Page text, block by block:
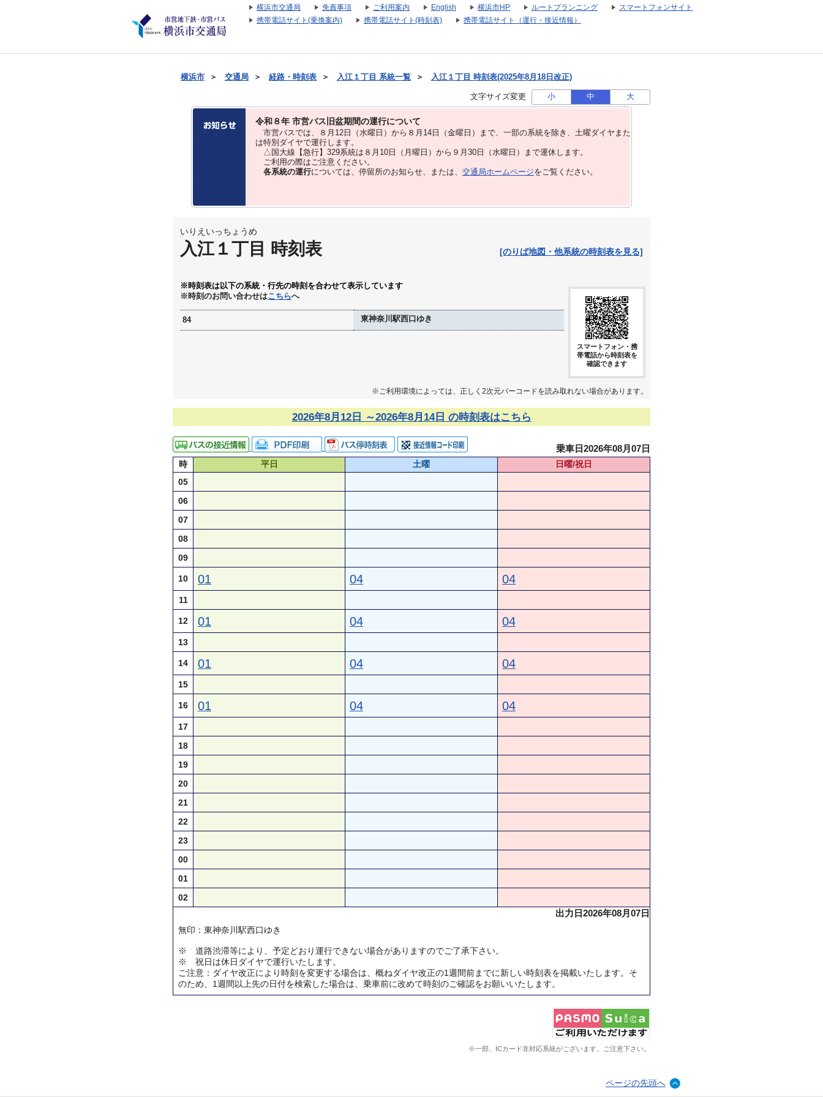
横浜市交通局 免責事項 ご利用案内 English 横浜市HP ルートプランニング
スマートフォンサイト
携帯電話サイト(乗換案内)
携帯電話サイト(時刻表) 携帯電話サイト（運行・接近情報）
横浜市 ＞ 交通局 ＞ 経路・時刻表 ＞ 入江１丁目 系統一覧 ＞ 入江１丁目 時刻表(2025年8月18日改正)
文字サイズ変更 小 中 大
令和８年 市営バス旧盆期間の運行について
市営バスでは、８⽉12⽇（水曜日）から８⽉14⽇（金曜日）まで、⼀部の系統を除き、⼟曜ダイヤまた
は特別ダイヤで運⾏します。
△国大線【急行】329系統は８月10日（月曜日）から９月30日（水曜日）まで運休します。
ご利用の際はご注意ください。
各系統の運行については、停留所のお知らせ、または、 交通局ホームページをご覧ください。
いりえいっちょうめ
入江１丁目 時刻表 [のりば地図・他系統の時刻表を見る]
※時刻表は以下の系統・行先の時刻を合わせて表示しています
※時刻のお問い合わせはこちらへ
84 東神奈川駅西口ゆき
スマートフォン・携
帯電話から時刻表を
確認できます
※ご利用環境によっては、正しく2次元バーコードを読み取れない場合があります。
2026年8月12日 ～2026年8月14日 の時刻表はこちら
乗車日2026年08月07日
時 平日 土曜
日曜/祝日
05
06
07
08
09
10 01 04 04
11
12 01 04 04
13
14 01 04 04
15
16 01 04 04
17
18
19
20
21
22
23
00
01
02
出力日2026年08月07日
無印：東神奈川駅西口ゆき
※ 道路渋滞等により、予定どおり運行できない場合がありますのでご了承下さい。
※ 祝日は休日ダイヤで運行いたします。
ご注意：ダイヤ改正により時刻を変更する場合は、概ねダイヤ改正の1週間前までに新しい時刻表を掲載いたします。そ
のため、1週間以上先の日付を検索した場合は、乗車前に改めて時刻のご確認をお願いいたします。
※一部、ICカード非対応系統がございます。ご注意下さい。
ページの先頭へ